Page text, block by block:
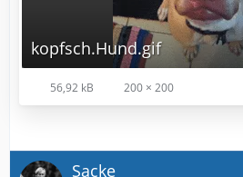
kopfsch.Hund.gif
56,92 kB 200 × 200
Sacke